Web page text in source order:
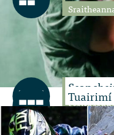
Tuairimí